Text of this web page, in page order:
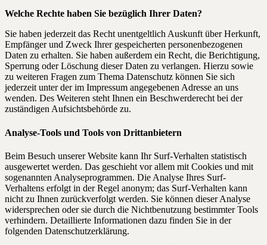
Welche Rechte haben Sie bezüglich Ihrer Daten?
Sie haben jederzeit das Recht unentgeltlich Auskunft über Herkunft,
Empfänger und Zweck Ihrer gespeicherten personenbezogenen
Daten zu erhalten. Sie haben außerdem ein Recht, die Berichtigung,
Sperrung oder Löschung dieser Daten zu verlangen. Hierzu sowie
zu weiteren Fragen zum Thema Datenschutz können Sie sich
jederzeit unter der im Impressum angegebenen Adresse an uns
wenden. Des Weiteren steht Ihnen ein Beschwerderecht bei der
zuständigen Aufsichtsbehörde zu.
Analyse-Tools und Tools von Drittanbietern
Beim Besuch unserer Website kann Ihr Surf-Verhalten statistisch
ausgewertet werden. Das geschieht vor allem mit Cookies und mit
sogenannten Analyseprogrammen. Die Analyse Ihres Surf-
Verhaltens erfolgt in der Regel anonym; das Surf-Verhalten kann
nicht zu Ihnen zurückverfolgt werden. Sie können dieser Analyse
widersprechen oder sie durch die Nichtbenutzung bestimmter Tools
verhindern. Detaillierte Informationen dazu finden Sie in der
folgenden Datenschutzerklärung.